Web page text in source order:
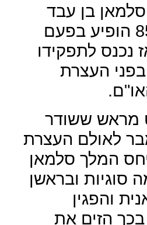
בן עבד
אלעזיז בן ה-85 הופיע בפעם
נכנס לתפקידו
בפני העצרת
מראש ששודר
לאולם העצרת
המלך סלמאן
סוגיות ובראשן
והפגין
הזים את